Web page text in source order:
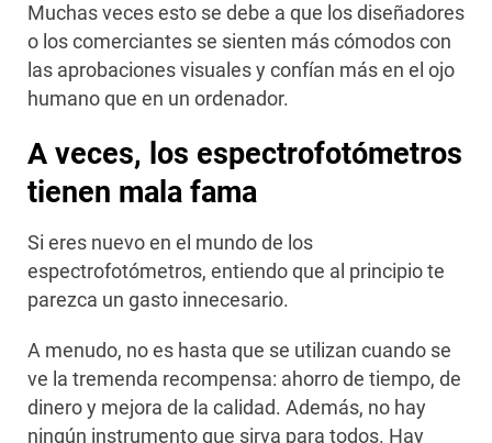
Muchas veces esto se debe a que los diseñadores
o los comerciantes se sienten más cómodos con
las aprobaciones visuales y confían más en el ojo
humano que en un ordenador.
A veces, los espectrofotómetros
tienen mala fama
Si eres nuevo en el mundo de los
espectrofotómetros, entiendo que al principio te
parezca un gasto innecesario.
A menudo, no es hasta que se utilizan cuando se
ve la tremenda recompensa: ahorro de tiempo, de
dinero y mejora de la calidad. Además, no hay
ningún instrumento que sirva para todos. Hay